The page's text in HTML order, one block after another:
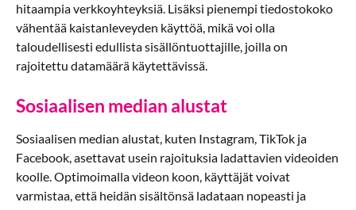
hitaampia verkkoyhteyksiä. Lisäksi pienempi tiedostokoko
vähentää kaistanleveyden käyttöä, mikä voi olla
taloudellisesti edullista sisällöntuottajille, joilla on
rajoitettu datamäärä käytettävissä.
Sosiaalisen median alustat
Sosiaalisen median alustat, kuten Instagram, TikTok ja
Facebook, asettavat usein rajoituksia ladattavien videoiden
koolle. Optimoimalla videon koon, käyttäjät voivat
varmistaa, että heidän sisältönsä ladataan nopeasti ja